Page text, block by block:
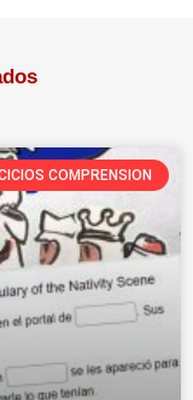
COMPRENSION